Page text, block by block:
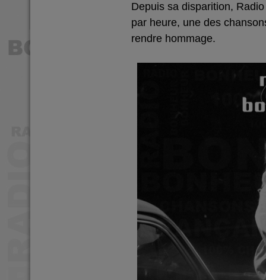
Depuis sa disparition,
par heure, une des
rendre hommage.